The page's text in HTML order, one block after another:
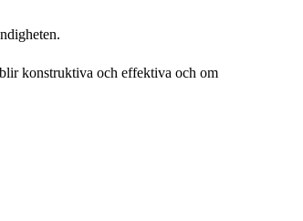
konstruktiva och effektiva och om